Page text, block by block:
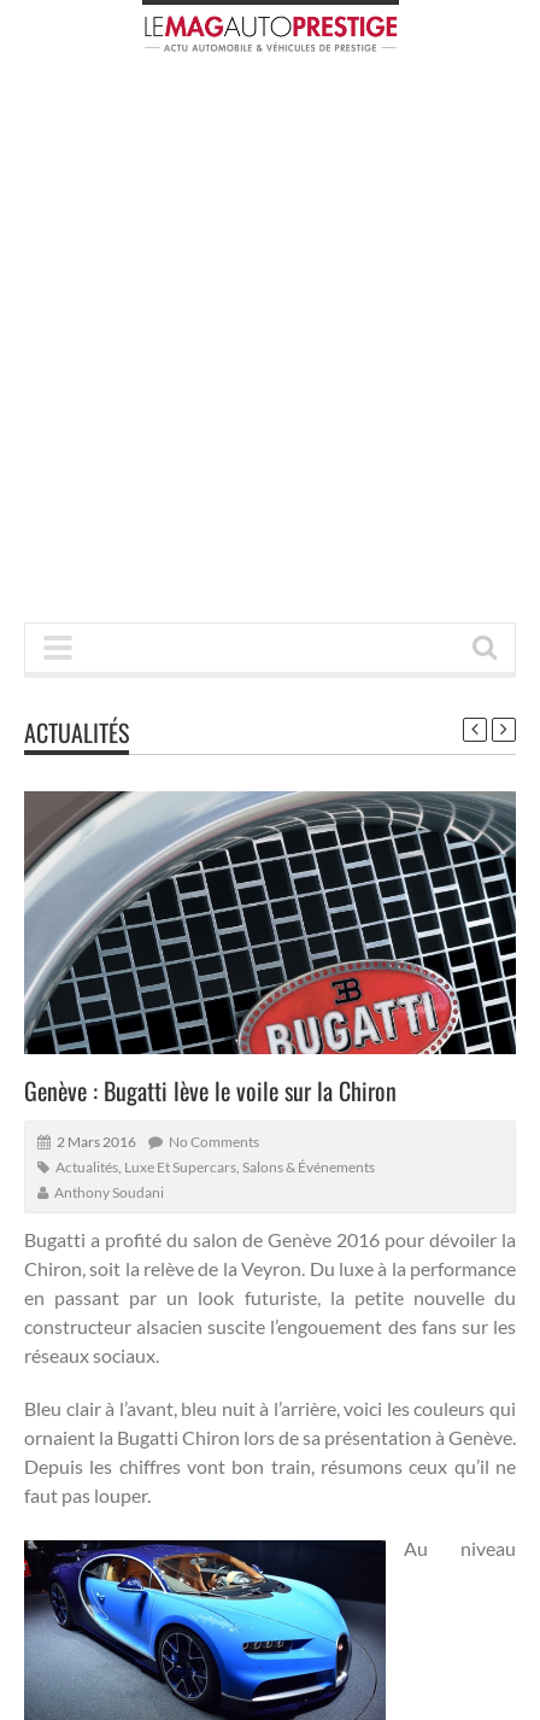
ACTUALITÉS
Genève : Bugatti lève le voile sur la Chiron
2 Mars 2016
No Comments
Actualités Luxe Et Supercars Salons & Événements
Anthony Soudani
Bugatti a profité du salon de Genève 2016 pour dévoiler la
Chiron, soit la relève de la Veyron. Du luxe à la performance
en passant par un look futuriste, la petite nouvelle du
constructeur alsacien suscite l’engouement des fans sur les
réseaux sociaux.
Bleu clair à l’avant, bleu nuit à l’arrière, voici les couleurs qui
ornaient la Bugatti Chiron lors de sa présentation à Genève.
Depuis les chiffres vont bon train, résumons ceux qu’il ne
faut pas louper.
Au niveau